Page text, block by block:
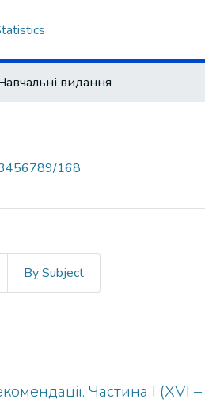
видання
168
By Subject
Частина І (XVI